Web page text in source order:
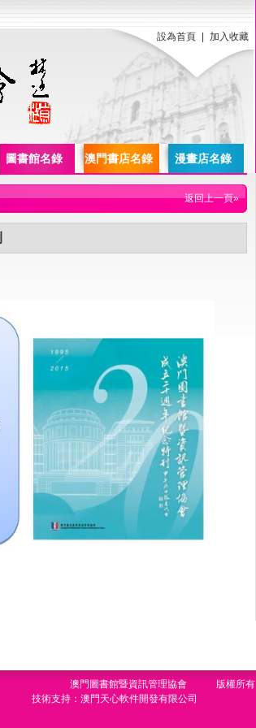
設為首頁 加入收藏
圖書館名錄 澳門書店名錄 漫畫店名錄
返回上一頁»
澳門圖書館暨資訊管理協會 版權所有
技術支持：澳門天心軟件開發有限公司